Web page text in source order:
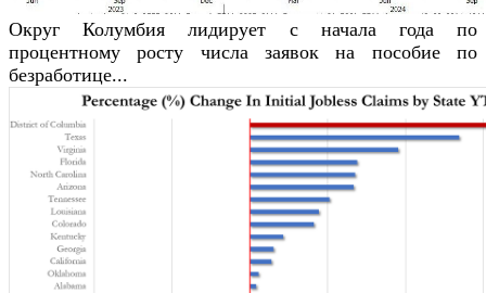
Округ Колумбия лидирует с начала года по
процентному росту числа заявок на пособие по
безработице...